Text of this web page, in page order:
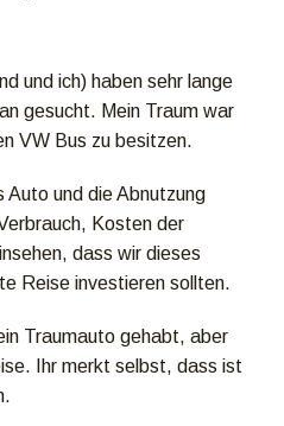
und ich) haben sehr lange
gesucht. Mein Traum war
VW Bus zu besitzen.
Auto und die Abnutzung
Kosten der
dass wir dieses
Reise investieren sollten.
Traumauto gehabt, aber
Ihr merkt selbst, dass ist